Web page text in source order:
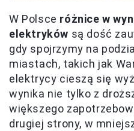
W Polsce różnice w
elektryków są dość
gdy spojrzymy na
miastach, takich jak
elektrycy cieszą się
wynika nie tylko z
większego
drugiej strony, w